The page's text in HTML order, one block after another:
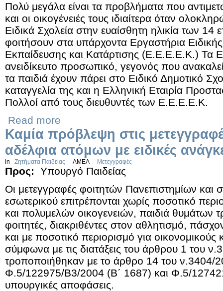
Πολύ μεγάλα είναι τα προβλήματα που
και οι οικογένειές τους ιδιαίτερα όταν
Ειδικά Σχολεία στην ευαίσθητη ηλικία των 14
φοιτήσουν στα υπάρχοντα Εργαστήρια
Εκπαίδευσης και Κατάρτισης (Ε.Ε.Ε.Ε.Κ.)
ανειδίκευτο προσωπικό, γεγονός που
τα παιδιά έχουν πάρει στο Ειδικό Δημοτικό
καταγγελία της και η Ελληνική Εταιρία
Πολλοί από τους διευθυντές των Ε.Ε.Ε.Ε.Κ.
Read more
Καμία πρόβλεψη στις
αδέλφια ατόμων με ειδικές
in Ζητήματα Παιδείας ΑΜΕΑ Μετεγγραφές
Προς:
Υπουργό Παιδείας
Οι μετεγγραφές φοιτητών Πανεπιστημίων
εσωτερικού επιτρέπονται χωρίς ποσοτικό
και πολυμελών οικογενειών, παιδιά θυμάτων
φοιτητές, διακριθέντες στον αθλητισμό,
και με ποσοτικό περιορισμό για
σύμφωνα με τις διατάξεις του άρθρου 1 του
τροποποιήθηκαν με το άρθρο 14 του ν.3404/
Φ.5/122975/Β3/2004 (Β΄ 1687) και Φ.5/
υπουργικές αποφάσεις.